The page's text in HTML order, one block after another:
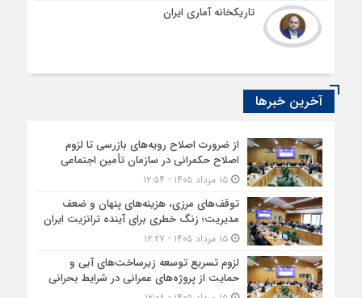
تاریکخانه آماری ایران
آخرین خبرها
از ضرورت اصلاح رویه‌های بازرسی تا لزوم
اصلاح حکمرانی در سازمان تأمین اجتماعی
۱۵ مرداد ۱۴۰۵ - ۱۲:۵۴
توقف‌های مرزی، هزینه‌های پنهان و ضعف
مدیریت؛ زنگ خطری برای آینده ترانزیت ایران
۱۵ مرداد ۱۴۰۵ - ۱۲:۲۷
لزوم تسریع توسعه زیرساخت‌های آبی و
حمایت از پروژه‌های عمرانی در شرایط بحرانی